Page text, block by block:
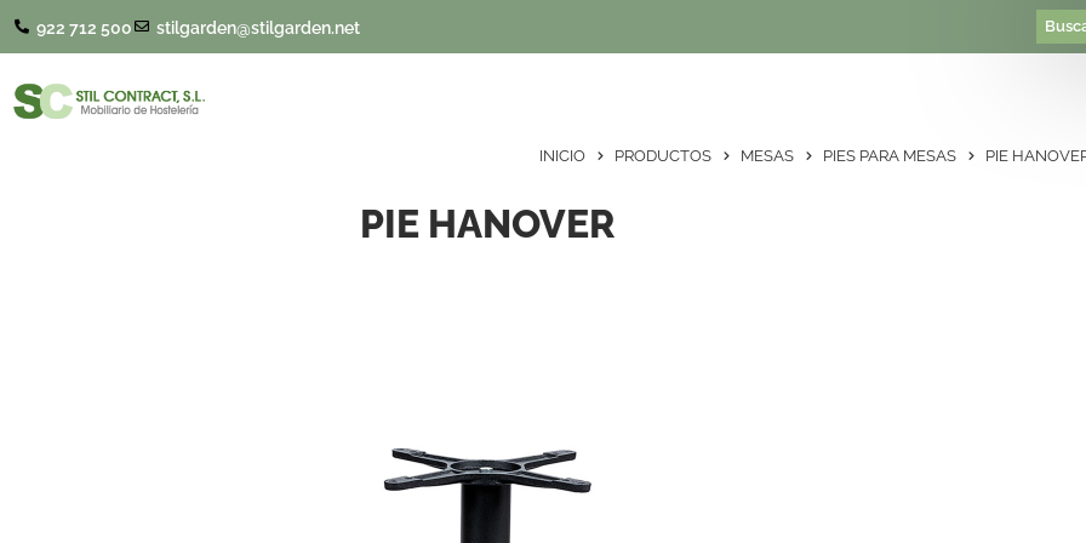
922 712 500 stilgarden@stilgarden.net
INICIO PRODUCTOS MESAS PIES PARA MESAS PIE
PIE HANOVER